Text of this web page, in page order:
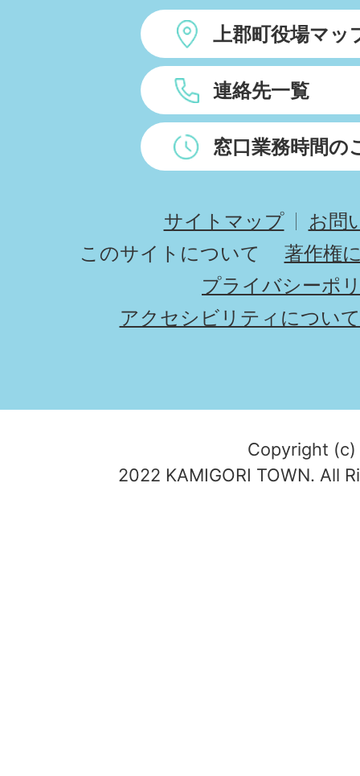
上郡町役場マッ
連絡先一覧
窓口業務時間の
サイトマップ
お問
このサイトについて
著作権
プライバシーポ
アクセシビリティについて
Copyright (c)
2022 KAMIGORI TOWN. All